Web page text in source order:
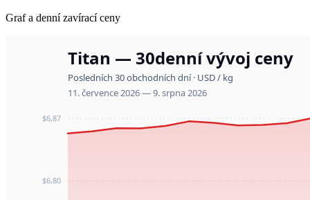
Graf a denní zavírací ceny